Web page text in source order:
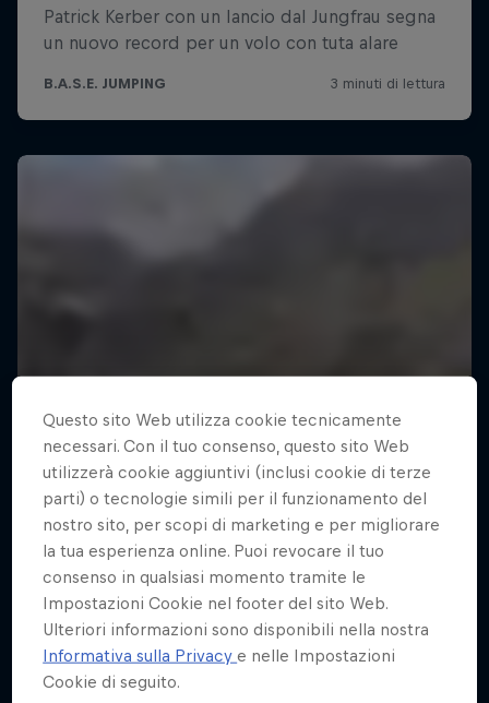
Questo sito Web utilizza cookie tecnicamente
necessari. Con il tuo consenso, questo sito Web
utilizzerà cookie aggiuntivi (inclusi cookie di terze
parti) o tecnologie simili per il funzionamento del
nostro sito, per scopi di marketing e per migliorare
la tua esperienza online. Puoi revocare il tuo
consenso in qualsiasi momento tramite le
Impostazioni Cookie nel footer del sito Web.
Ulteriori informazioni sono disponibili nella nostra
Informativa sulla Privacye nelle Impostazioni
Cookie di seguito.